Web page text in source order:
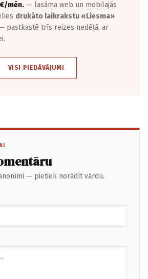
mēn. — lasāma web un mobilajās
drukāto laikrakstu «Liesma»
pastkastē trīs reizes nedēļā, ar
VISI PIEDĀVĀJUMI
— pietiek norādīt vārdu.